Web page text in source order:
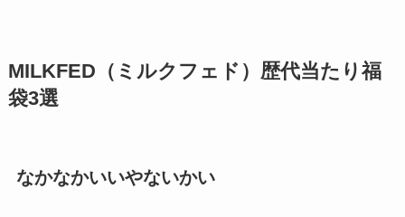
MILKFED（ミルクフェド）歴代当たり福
袋3選
なかなかいいやないかい